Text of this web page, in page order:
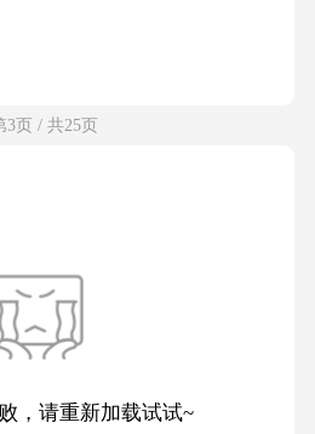
3页 / 共25页
，请重新加载试试~